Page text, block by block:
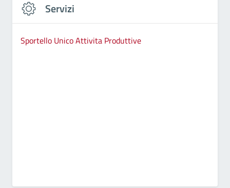
Servizi
Sportello Unico Attivita Produttive